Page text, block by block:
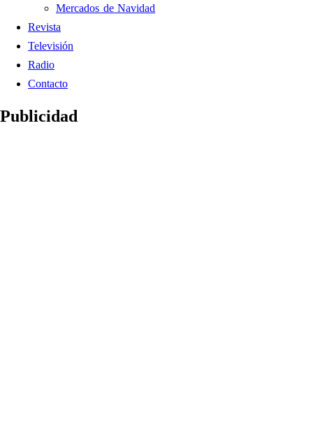
Mercados de Navidad
Revista
Televisión
Radio
Contacto
Publicidad